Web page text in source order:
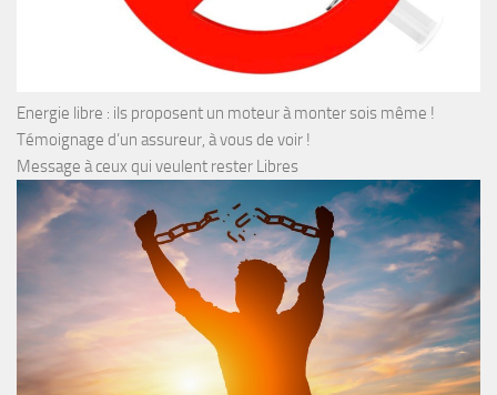
Energie libre : ils proposent un moteur à monter sois même !
Témoignage d’un assureur, à vous de voir !
Message à ceux qui veulent rester Libres